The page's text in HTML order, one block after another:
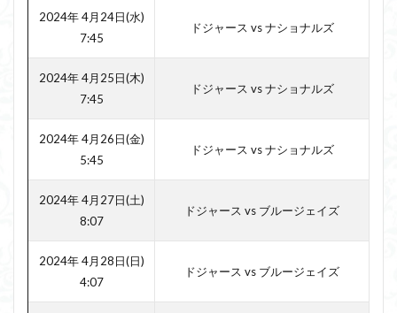
2024年 4月24日(水)
7:45
ドジャース vs ナショナルズ
2024年 4月25日(木)
7:45
ドジャース vs ナショナルズ
2024年 4月26日(金)
5:45
ドジャース vs ナショナルズ
2024年 4月27日(土)
8:07
ドジャース vs ブルージェイズ
2024年 4月28日(日)
4:07
ドジャース vs ブルージェイズ